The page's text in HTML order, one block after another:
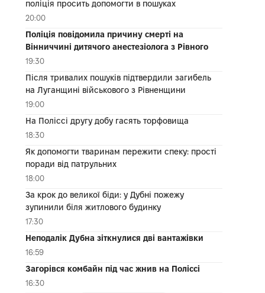
поліція просить допомогти в пошуках
20:00
Поліція повідомила причину смерті на
Вінниччині дитячого анестезіолога з Рівного
19:30
Після тривалих пошуків підтвердили загибель
на Луганщині військового з Рівненщини
19:00
На Поліссі другу добу гасять торфовища
18:30
Як допомогти тваринам пережити спеку: прості
поради від патрульних
18:00
За крок до великої біди: у Дубні пожежу
зупинили біля житлового будинку
17:30
Неподалік Дубна зіткнулися дві вантажівки
16:59
Загорівся комбайн під час жнив на Поліссі
16:30